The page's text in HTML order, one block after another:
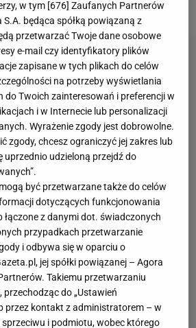
w tym [676] Zaufanych Partnerów
S.A. będąca spółką powiązaną z
przetwarzać Twoje dane osobowe
e-mail czy identyfikatory plików
zapisane w tych plikach do celów
na potrzeby wyświetlania
do Twoich zainteresowań i preferencji w
i w Internecie lub personalizacji
Wyrażenie zgody jest dobrowolne.
zgody, chcesz ograniczyć jej zakres lub
uprzednio udzieloną przejdź do
być przetwarzane także do celów
dotyczących funkcjonowania
łączone z danymi dot. świadczonych
przypadkach przetwarzanie
i odbywa się w oparciu o
jej spółki powiązanej – Agora
Takiemu przetwarzaniu
przechodząc do „Ustawień
przez kontakt z administratorem – w
i podmiotu, wobec którego